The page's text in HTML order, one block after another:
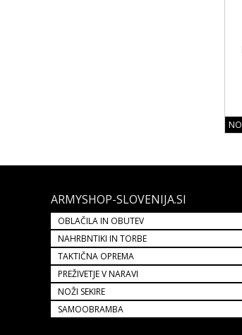
ARMYSHOP-SLOVENIJA.SI
OBLAČILA IN OBUTEV
NAHRBNTIKI IN TORBE
TAKTIČNA OPREMA
PREŽIVETJE V NARAVI
NOŽI SEKIRE
SAMOOBRAMBA